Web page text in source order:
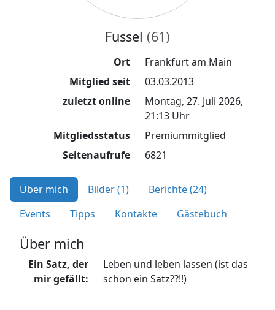
Fussel (61)
Ort
Frankfurt am Main
Mitglied seit
03.03.2013
zuletzt online
Montag, 27. Juli 2026,
21:13 Uhr
Mitgliedsstatus
Premiummitglied
Seitenaufrufe
6821
Über mich Bilder (1)
Berichte (24)
Events
Tipps Kontakte Gästebuch
Über mich
Ein Satz, der
mir gefällt:
Leben und leben lassen (ist das
schon ein Satz??!!)